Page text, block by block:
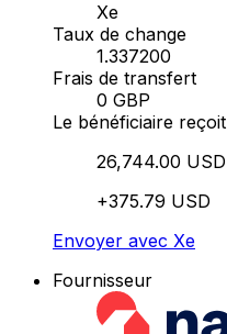
Xe
Taux de change
1.337200
Frais de transfert
0 GBP
Le bénéficiaire reçoit
26,744.00 USD
+375.79 USD
Envoyer avec Xe
Fournisseur